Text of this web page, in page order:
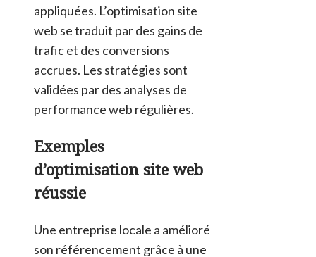
appliquées. L’optimisation site
web se traduit par des gains de
trafic et des conversions
accrues. Les stratégies sont
validées par des analyses de
performance web régulières.
Exemples
d’optimisation site web
réussie
Une entreprise locale a amélioré
son référencement grâce à une